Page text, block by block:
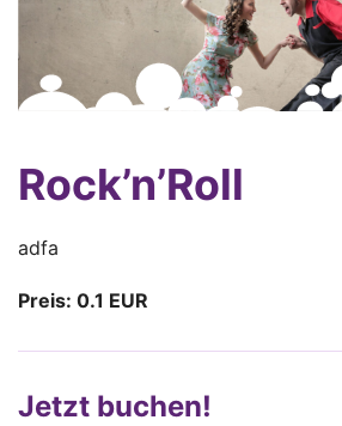
Rock’n’Roll
adfa
Preis: 0.1 EUR
Jetzt buchen!